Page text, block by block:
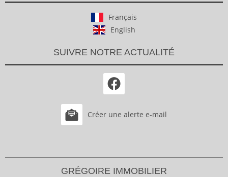
Français
English
SUIVRE NOTRE ACTUALITÉ
Créer une alerte e-mail
GRÉGOIRE IMMOBILIER